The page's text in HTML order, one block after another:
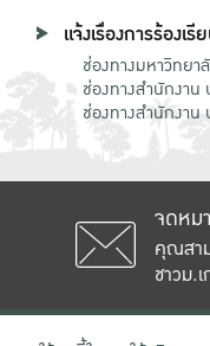
แจ้งเรื่องการร้องเ
ช่องทางมหาวิทยา
ช่องทางสำนักงาน
ช่องทางสำนักงาน
จดหม
คุณสา
ชาวม.